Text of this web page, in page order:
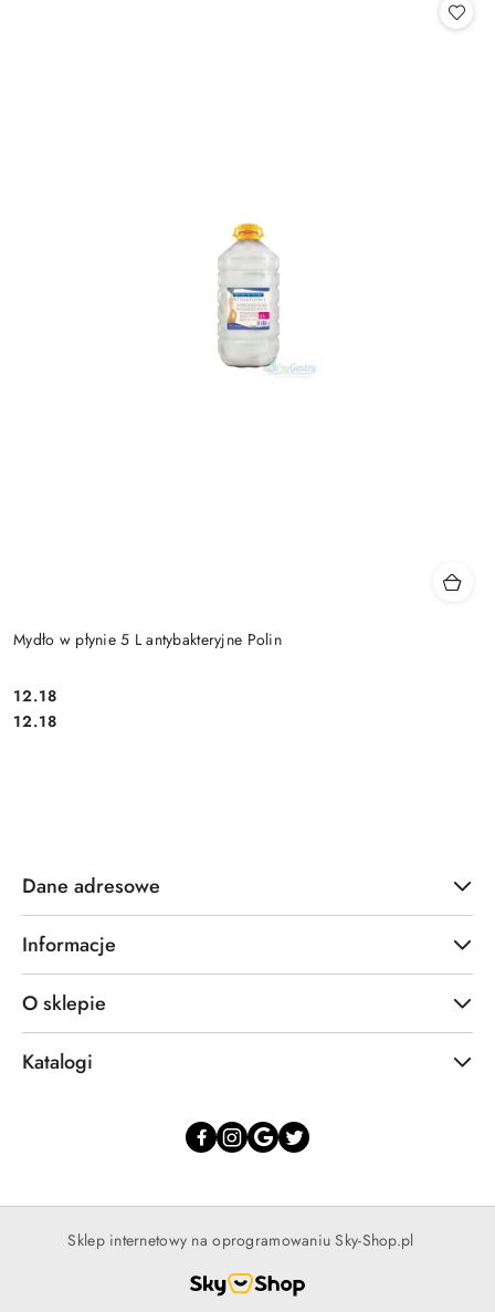
Mydło w płynie 5 L antybakteryjne Polin
Cena:
12.18
Cena:
12.18
Dane adresowe
Informacje
O sklepie
Katalogi
Sklep internetowy na oprogramowaniu Sky-Shop.pl